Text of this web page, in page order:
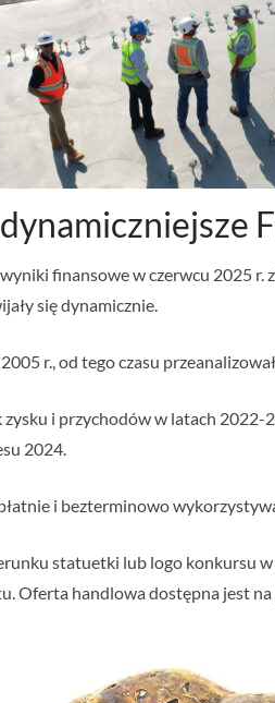
finansowe w czerwcu 2025 r.
się dynamicznie.
r., od tego czasu
i przychodów w latach
2024.
i bezterminowo
statuetki lub logo konkursu
Oferta handlowa dostępna jest